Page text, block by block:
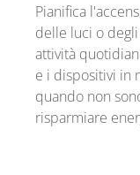
Pianifica
delle luci o
attività
e i dispositivi in
quando non
risparmiare